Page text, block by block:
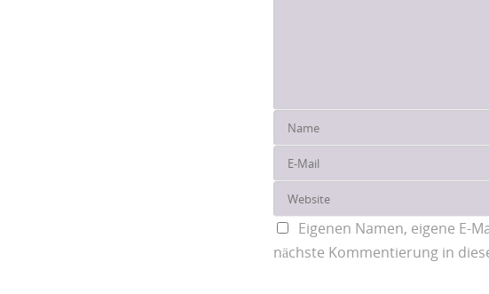
Eigenen Namen, eigene E-
nächste Kommentierung in